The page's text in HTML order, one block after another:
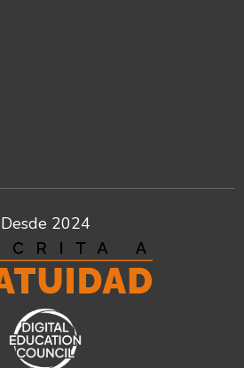
Desde 2024